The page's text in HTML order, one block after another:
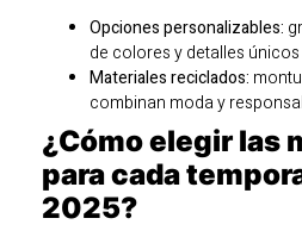
Opciones personalizables:
de colores y detalles
Materiales reciclados:
combinan moda y
¿Cómo elegir las
para cada
2025?